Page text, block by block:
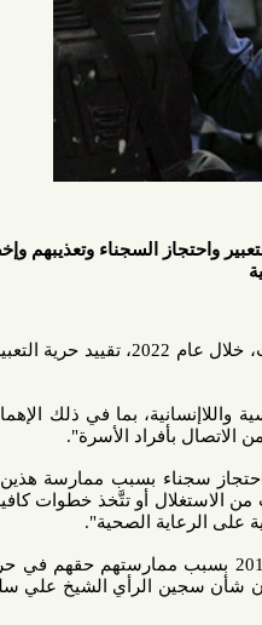
التعبير واحتجاز السجناء وتعذيبهم وإخضاعهم
أكدت منظمة "العفو الدولية"، في تقريرها السنوي، أنَّ "البحرين واصلت، خلال عام 2022، تقييد حرية التعبير والتجمع
بما في ذلك الإهمال الطبي،
الأسرة".
بسبب ممارسة هذين الحقيْن"،
أو تتَّخذ خطوات كافية للتصدي
الصحية".
احتجاز عشرة من القادة المسجونين منذ عام 2011 بسبب ممارستهم حقهم في حرية التعبير
الرأي الشيخ علي سلمان، وهو